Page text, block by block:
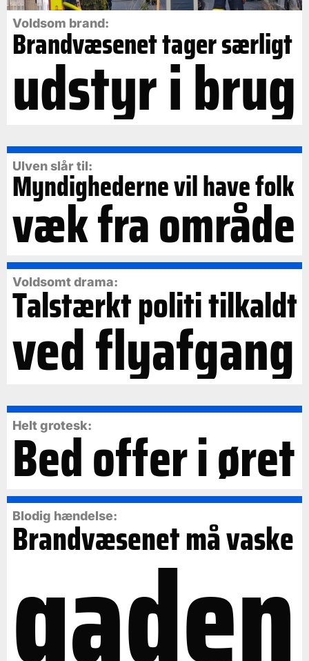
Voldsom brand:
Brandvæsenet tager særligt
udstyr i brug
Ulven slår til:
Myndighederne vil have folk
væk fra område
Voldsomt drama:
Talstærkt politi tilkaldt
ved flyafgang
Helt grotesk:
Bed offer i øret
Blodig hændelse:
Brandvæsenet må vaske
gaden